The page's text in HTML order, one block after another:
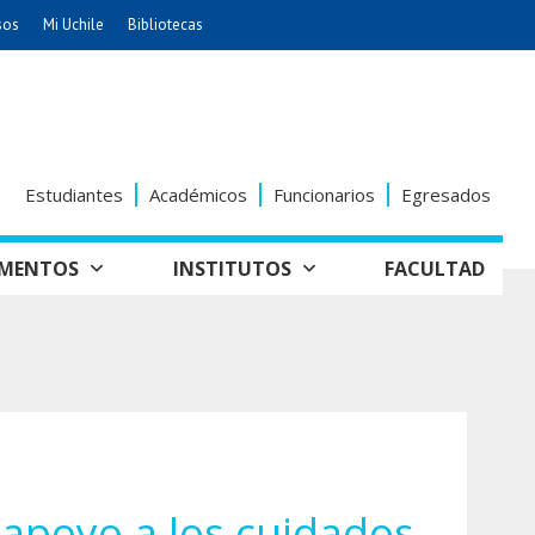
Cs. Sociales
Economía y Negocios
Mi Uchile Bibliotecas
Estudiantes Académicos Funcionarios Egresados
INSTITUTOS
FACULTAD